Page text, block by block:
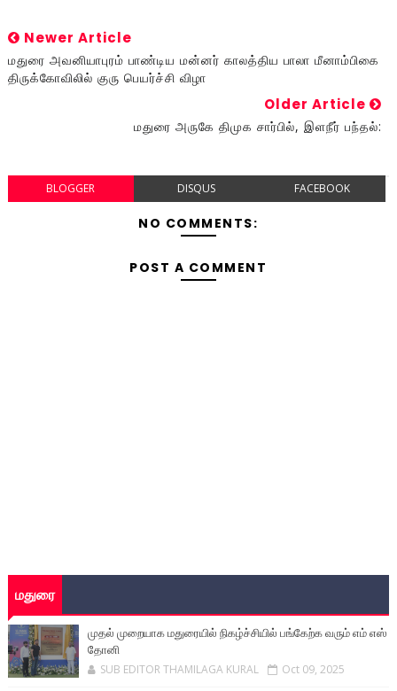
Newer Article
மதுரை அவனியாபுரம் பாண்டிய மன்னர் காலத்திய பாலா மீனாம்பிகை
திருக்கோவிலில் குரு பெயர்ச்சி விழா
Older Article
மதுரை அருகே திமுக சார்பில், இளநீர் பந்தல்:
BLOGGER DISQUS FACEBOOK
NO COMMENTS:
POST A COMMENT
மதுரை
முதல் முறையாக மதுரையில் நிகழ்ச்சியில் பங்கேற்க வரும் எம் எஸ்
தோனி
SUB EDITOR THAMILAGA KURAL Oct 09, 2025